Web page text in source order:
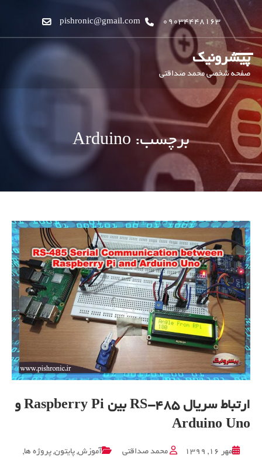
09034448163
pishronic@gmail.com
پیشرونیک
صفحه شخصی محمد صداقتی
برچسب: Arduino
ارتباط سریال RS-485 بین Raspberry Pi و
Arduino Uno
مهر ۱۶, ۱۳۹۹ محمد صداقتی آموزش, پایتون, پروژه ها,